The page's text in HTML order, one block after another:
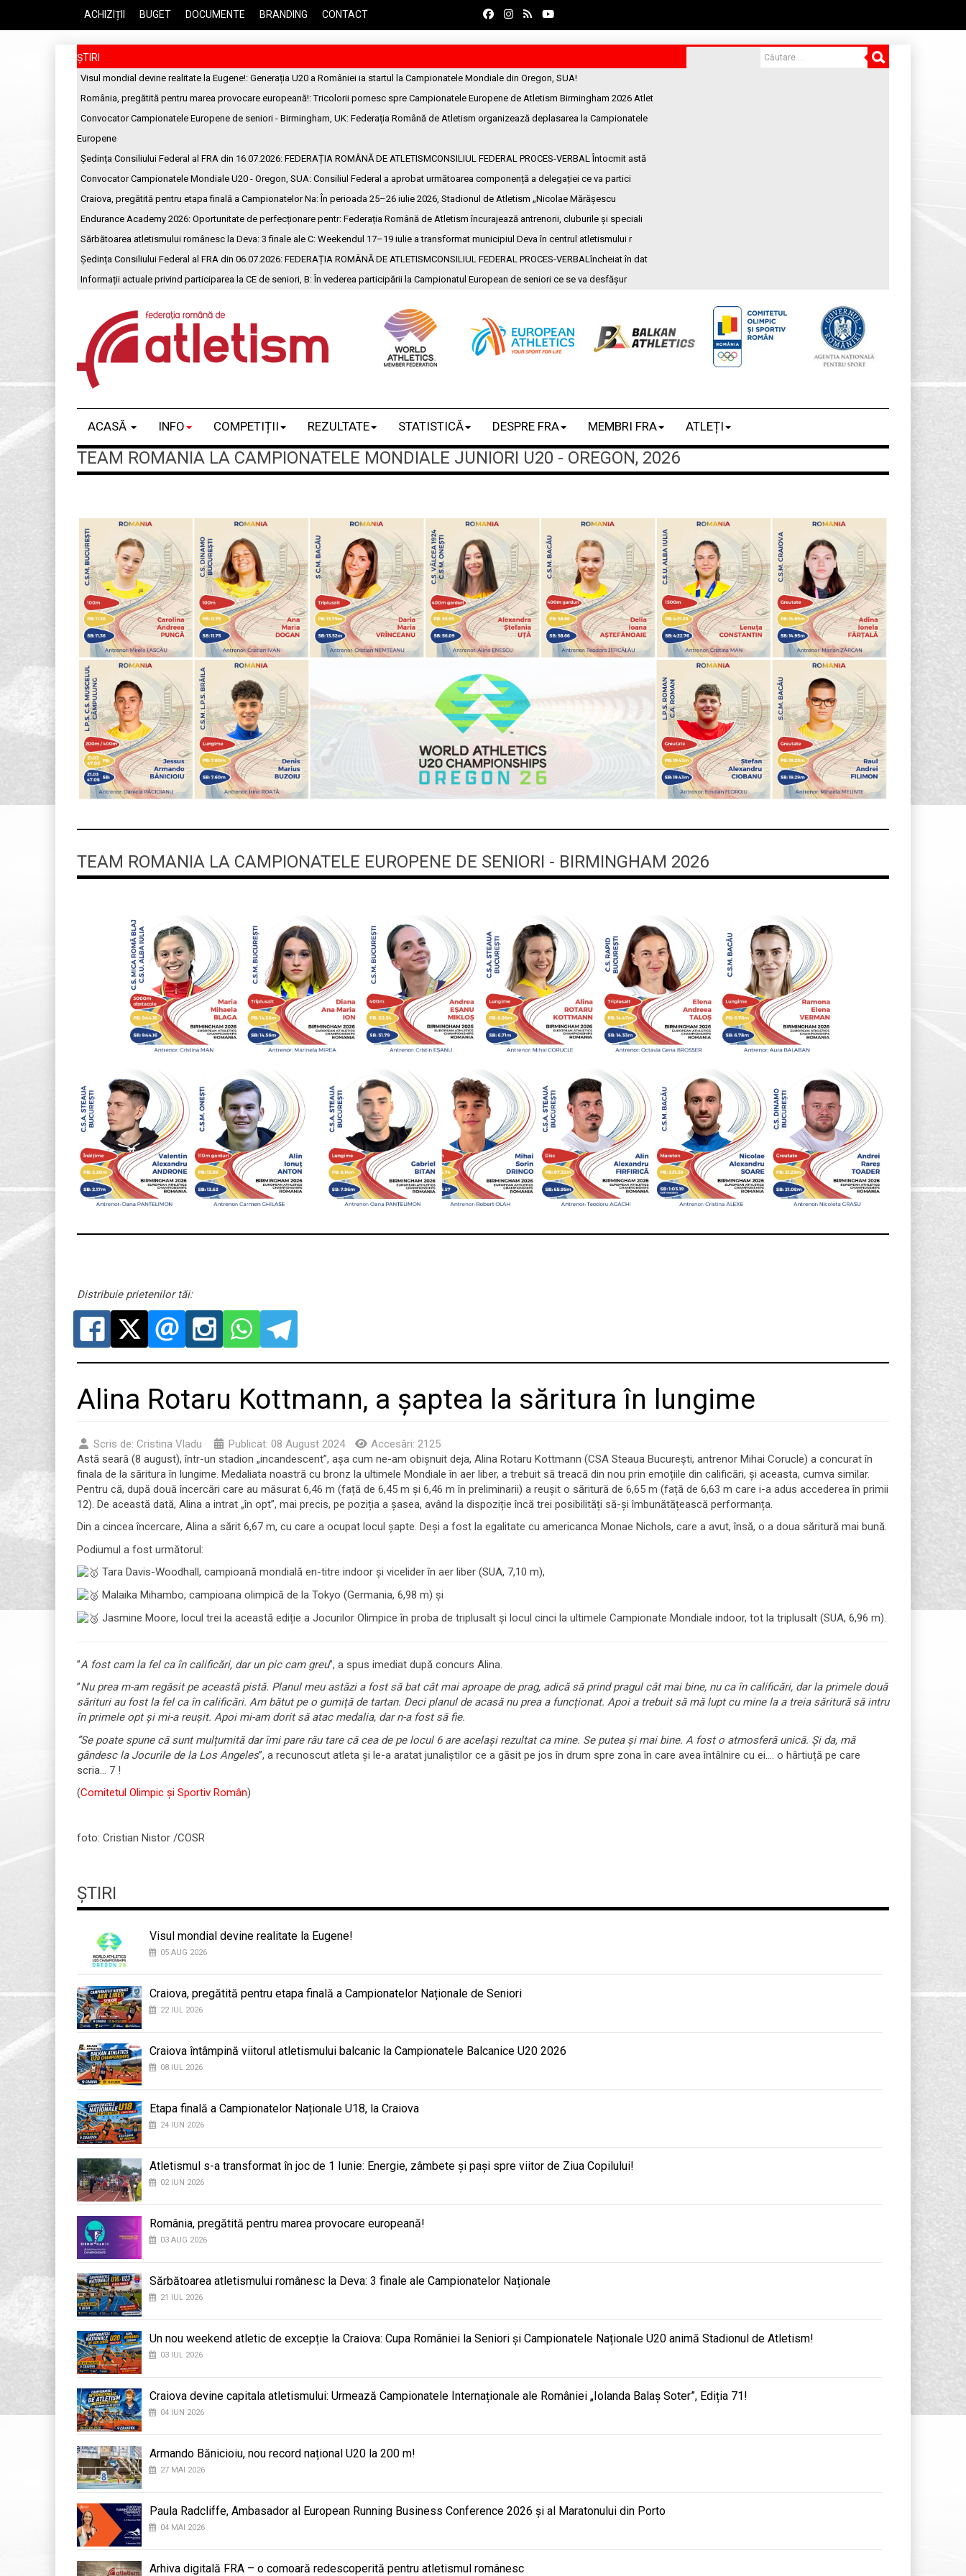
ACHIZIȚII BUGET DOCUMENTE BRANDING CONTACT
ȘTIRI
Visul mondial devine realitate la Eugene!: Generația U20 a României ia startul la Campionatele Mondiale din Oregon, SUA!
România, pregătită pentru marea provocare europeană!: Tricolorii pornesc spre Campionatele Europene de Atletism Birmingham 2026 Atlet
Convocator Campionatele Europene de seniori - Birmingham, UK: Federația Română de Atletism organizează deplasarea la Campionatele
Europene
Ședința Consiliului Federal al FRA din 16.07.2026: FEDERAȚIA ROMÂNĂ DE ATLETISMCONSILIUL FEDERAL PROCES-VERBAL Întocmit astă
Convocator Campionatele Mondiale U20 - Oregon, SUA: Consiliul Federal a aprobat următoarea componență a delegației ce va partici
Craiova, pregătită pentru etapa finală a Campionatelor Na: În perioada 25–26 iulie 2026, Stadionul de Atletism „Nicolae Mărășescu
Endurance Academy 2026: Oportunitate de perfecționare pentr: Federația Română de Atletism încurajează antrenorii, cluburile și speciali
Sărbătoarea atletismului românesc la Deva: 3 finale ale C: Weekendul 17–19 iulie a transformat municipiul Deva în centrul atletismului r
Ședința Consiliului Federal al FRA din 06.07.2026: FEDERAȚIA ROMÂNĂ DE ATLETISMCONSILIUL FEDERAL PROCES-VERBALîncheiat în dat
Informații actuale privind participarea la CE de seniori, B: În vederea participării la Campionatul European de seniori ce se va desfășur
ACASĂ INFO COMPETIȚII REZULTATE STATISTICĂ DESPRE FRA MEMBRI FRA ATLEȚI
TEAM ROMANIA LA CAMPIONATELE MONDIALE JUNIORI U20 - OREGON, 2026
TEAM ROMANIA LA CAMPIONATELE EUROPENE DE SENIORI - BIRMINGHAM 2026
Distribuie prietenilor tăi:
Alina Rotaru Kottmann, a șaptea la săritura în lungime
Scris de: Cristina Vladu Publicat: 08 August 2024
Accesări: 2125
Astă seară (8 august), într-un stadion „incandescent”, așa cum ne-am obișnuit deja, Alina Rotaru Kottmann (CSA Steaua București, antrenor Mihai Corucle) a concurat în
finala de la săritura în lungime. Medaliata noastră cu bronz la ultimele Mondiale în aer liber, a trebuit să treacă din nou prin emoțiile din calificări, și aceasta, cumva similar.
Pentru că, după două încercări care au măsurat 6,46 m (față de 6,45 m și 6,46 m în preliminarii) a reușit o săritură de 6,65 m (față de 6,63 m care i-a adus accederea în primii
12). De această dată, Alina a intrat „în opt”, mai precis, pe poziția a șasea, având la dispoziție încă trei posibilități să-și îmbunătățească performanța.
Din a cincea încercare, Alina a sărit 6,67 m, cu care a ocupat locul șapte. Deși a fost la egalitate cu americanca Monae Nichols, care a avut, însă, o a doua săritură mai bună.
Podiumul a fost următorul:
Tara Davis-Woodhall, campioană mondială en-titre indoor și vicelider în aer liber (SUA, 7,10 m),
Malaika Mihambo, campioana olimpică de la Tokyo (Germania, 6,98 m) și
Jasmine Moore, locul trei la această ediție a Jocurilor Olimpice în proba de triplusalt și locul cinci la ultimele Campionate Mondiale indoor, tot la triplusalt (SUA, 6,96 m).
”A fost cam la fel ca în calificări, dar un pic cam greu”, a spus imediat după concurs Alina.
”Nu prea m-am regăsit pe această pistă. Planul meu astăzi a fost să bat cât mai aproape de prag, adică să prind pragul cât mai bine, nu ca în calificări, dar la primele două
sărituri au fost la fel ca în calificări. Am bătut pe o gumiță de tartan. Deci planul de acasă nu prea a funcționat. Apoi a trebuit să mă lupt cu mine la a treia săritură să intru
în primele opt și mi-a reușit. Apoi mi-am dorit să atac medalia, dar n-a fost să fie.
”Se poate spune că sunt mulțumită dar îmi pare rău tare că cea de pe locul 6 are același rezultat ca mine. Se putea și mai bine. A fost o atmosferă unică. Și da, mă
gândesc la Jocurile de la Los Angeles”, a recunoscut atleta și le-a aratat junaliștilor ce a găsit pe jos în drum spre zona în care avea întâlnire cu ei.... o hârtiuță pe care
scria... 7 !
(Comitetul Olimpic și Sportiv Român)
foto: Cristian Nistor /COSR
ȘTIRI
Visul mondial devine realitate la Eugene!
05 AUG 2026
Craiova, pregătită pentru etapa finală a Campionatelor Naționale de Seniori
22 IUL 2026
Craiova întâmpină viitorul atletismului balcanic la Campionatele Balcanice U20 2026
08 IUL 2026
Etapa finală a Campionatelor Naționale U18, la Craiova
24 IUN 2026
Atletismul s-a transformat în joc de 1 Iunie: Energie, zâmbete și pași spre viitor de Ziua Copilului!
02 IUN 2026
România, pregătită pentru marea provocare europeană!
03 AUG 2026
Sărbătoarea atletismului românesc la Deva: 3 finale ale Campionatelor Naționale
21 IUL 2026
Un nou weekend atletic de excepție la Craiova: Cupa României la Seniori și Campionatele Naționale U20 animă Stadionul de Atletism!
03 IUL 2026
Craiova devine capitala atletismului: Urmează Campionatele Internaționale ale României „Iolanda Balaș Soter”, Ediția 71!
04 IUN 2026
Armando Bănicioiu, nou record național U20 la 200 m!
27 MAI 2026
Paula Radcliffe, Ambasador al European Running Business Conference 2026 și al Maratonului din Porto
04 MAI 2026
Arhiva digitală FRA – o comoară redescoperită pentru atletismul românesc